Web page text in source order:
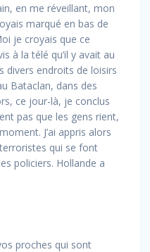
en me réveillant, mon
marqué en bas de
je croyais que ce
à la télé qu’il y avait au
divers endroits de loisirs
Bataclan, dans des
ce jour-là, je conclus
pas que les gens rient,
J’ai appris alors
qui se font
policiers. Hollande a
proches qui sont